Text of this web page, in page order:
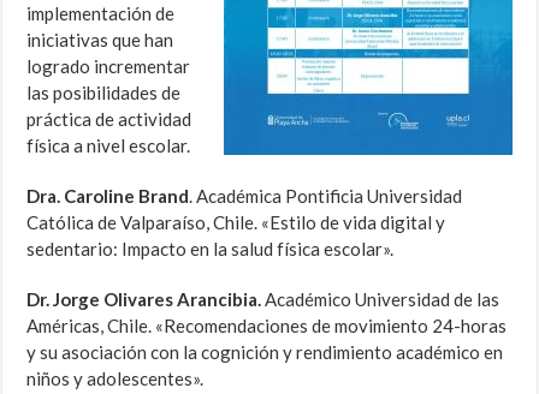
implementación de
iniciativas que han
logrado incrementar
las posibilidades de
práctica de actividad
física a nivel escolar.
Dra. Caroline Brand. Académica Pontificia Universidad
Católica de Valparaíso, Chile. «Estilo de vida digital y
sedentario: Impacto en la salud física escolar».
Dr. Jorge Olivares Arancibia.Académico Universidad de las
Américas, Chile. «Recomendaciones de movimiento 24-horas
y su asociación con la cognición y rendimiento académico en
niños y adolescentes».